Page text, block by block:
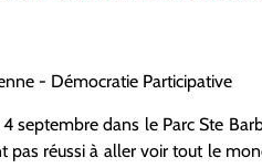
- Démocratie Participative
4 septembre dans le Parc Ste
pas réussi à aller voir tout le